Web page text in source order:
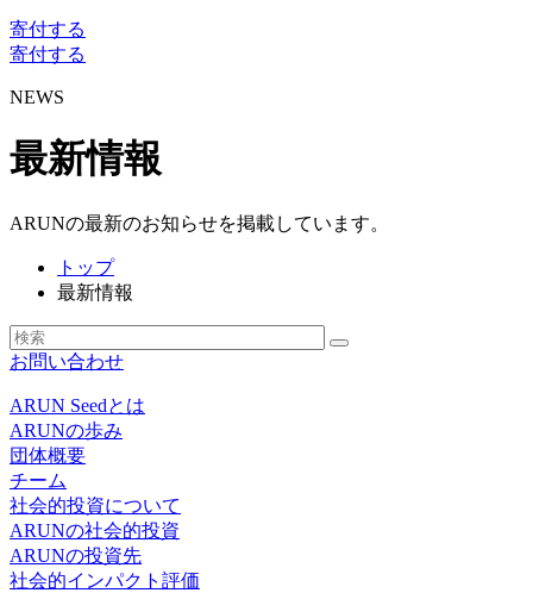
寄付する
寄付する
NEWS
最新情報
ARUNの最新のお知らせを掲載しています。
トップ
最新情報
お問い合わせ
ARUN Seedとは
ARUNの歩み
団体概要
チーム
社会的投資について
ARUNの社会的投資
ARUNの投資先
社会的インパクト評価